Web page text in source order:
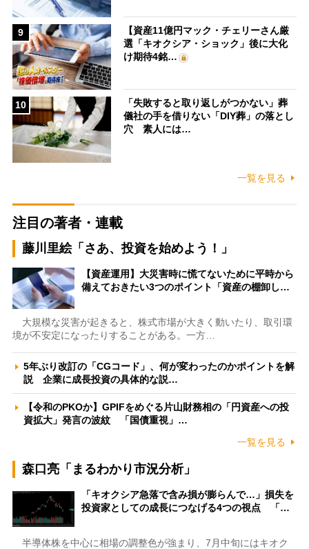
9
【資産11億円マック・チェリーさん厳
選「キオクシア・ショック」後に大化
け期待4銘…
10
「失敗すると取り返しがつかない」葬
儀社の手を借りない「DIY葬」の落とし
穴 素人には…
一覧を見る
注目の著者・連載
藤川里絵「さあ、投資を始めよう！」
【資産運用】大災害時に慌てないために平時から
備えておきたい3つのポイント「資産の棚卸し…
大規模な災害が起きると、株式市場が大きく動いたり、取引環
境が不安定になったりすることがある。一方…
5年ぶり改訂の「CGコード」、何が変わったのかポイントを解
説 企業に成長投資の具体的な説…
【令和のPKOか】GPIFをめぐる片山財務相の「円資産への投
資拡大」発言の波紋 「国債重視」…
一覧を見る
森口亮「まるわかり市況分析」
「キオクシア急落で含み損が膨らんで…」損失を
投資家としての成長につなげる4つの視点 「…
半導体株を中心に相場の調整色が強まり、7月中旬にはキオク